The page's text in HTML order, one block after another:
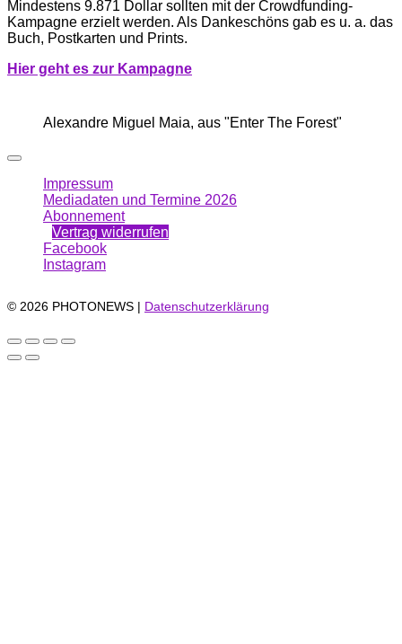
Mindestens 9.871 Dollar sollten mit der Crowdfunding-
Kampagne erzielt werden. Als Dankeschöns gab es u. a. das
Buch, Postkarten und Prints.
Hier geht es zur Kampagne
Alexandre Miguel Maia, aus "Enter The Forest"
Impressum
Mediadaten und Termine 2026
Abonnement
Vertrag widerrufen
Facebook
Instagram
© 2026 PHOTONEWS | Datenschutzerklärung